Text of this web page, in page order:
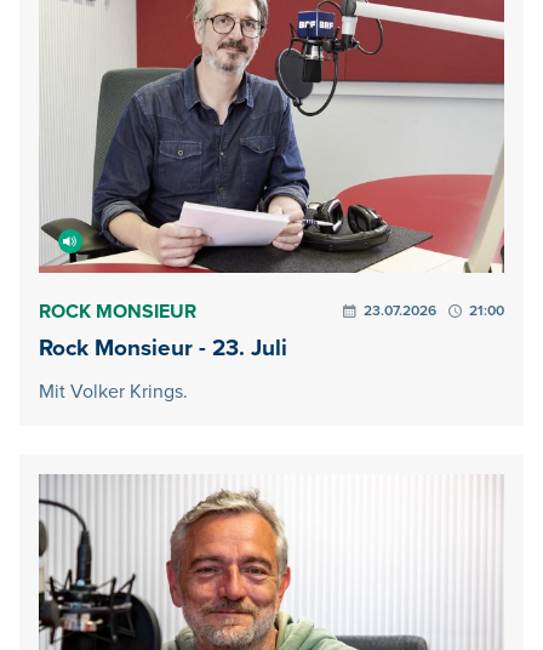
ROCK MONSIEUR 23.07.2026 21:00
Rock Monsieur - 23. Juli
Mit Volker Krings.